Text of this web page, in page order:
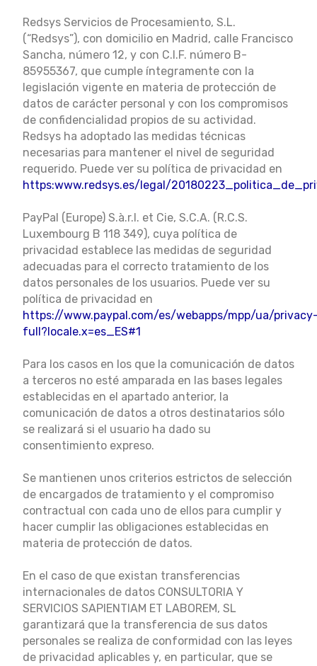
Redsys Servicios de Procesamiento, S.L.
(“Redsys”), con domicilio en Madrid, calle Francisco
Sancha, número 12, y con C.I.F. número B-
85955367, que cumple íntegramente con la
legislación vigente en materia de protección de
datos de carácter personal y con los compromisos
de confidencialidad propios de su actividad.
Redsys ha adoptado las medidas técnicas
necesarias para mantener el nivel de seguridad
requerido. Puede ver su política de privacidad en
https:www.redsys.es/legal/
PayPal (Europe) S.à.r.l. et Cie, S.C.A. (R.C.S.
Luxembourg B 118 349), cuya política de
privacidad establece las medidas de seguridad
adecuadas para el correcto tratamiento de los
datos personales de los usuarios. Puede ver su
política de privacidad en
https://www.paypal.com/es/webapps/mpp/ua/
full?locale.x=es_ES#1
Para los casos en los que la comunicación de datos
a terceros no esté amparada en las bases legales
establecidas en el apartado anterior, la
comunicación de datos a otros destinatarios sólo
se realizará si el usuario ha dado su
consentimiento expreso.
Se mantienen unos criterios estrictos de selección
de encargados de tratamiento y el compromiso
contractual con cada uno de ellos para cumplir y
hacer cumplir las obligaciones establecidas en
materia de protección de datos.
En el caso de que existan transferencias
internacionales de datos CONSULTORIA Y
SERVICIOS SAPIENTIAM ET LABOREM, SL
garantizará que la transferencia de sus datos
personales se realiza de conformidad con las leyes
de privacidad aplicables y, en particular, que se